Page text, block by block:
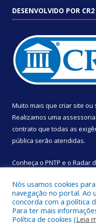
DESENVOLVIDO POR CR2
Muito mais que criar site ou
Realizamos uma assessoria
contrato que todas as
pública serão atendidas.
Conheça o PNTP e o Radar
Todos os direitos
Nós usamos cookies
navegação no portal. Ao
concorda com a política
Para ter mais
Política de cookies (Leia